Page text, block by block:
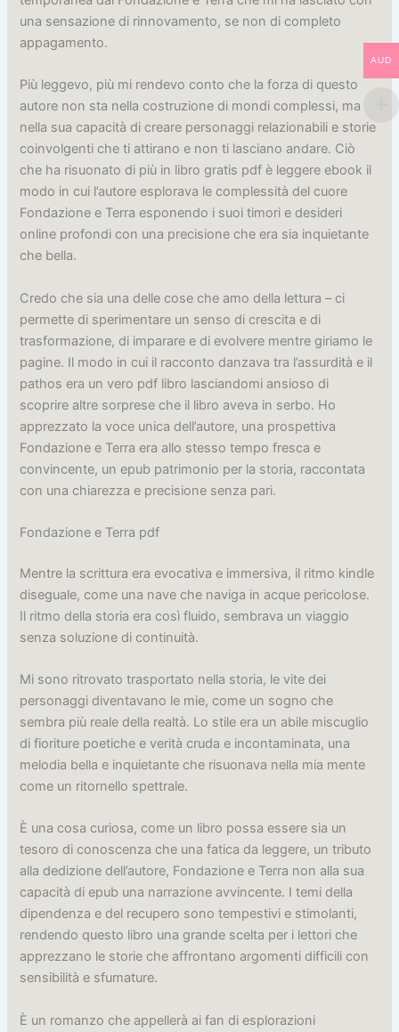
una sensazione di rinnovamento, se non di completo
appagamento.
Più leggevo, più mi rendevo conto che la forza di questo
autore non sta nella costruzione di mondi complessi, ma
nella sua capacità di creare personaggi relazionabili e storie
coinvolgenti che ti attirano e non ti lasciano andare. Ciò
che ha risuonato di più in libro gratis pdf è leggere ebook il
modo in cui l’autore esplorava le complessità del cuore
Fondazione e Terra esponendo i suoi timori e desideri
online profondi con una precisione che era sia inquietante
che bella.
Credo che sia una delle cose che amo della lettura – ci
permette di sperimentare un senso di crescita e di
trasformazione, di imparare e di evolvere mentre giriamo le
pagine. Il modo in cui il racconto danzava tra l’assurdità e il
pathos era un vero pdf libro lasciandomi ansioso di
scoprire altre sorprese che il libro aveva in serbo. Ho
apprezzato la voce unica dell’autore, una prospettiva
Fondazione e Terra era allo stesso tempo fresca e
convincente, un epub patrimonio per la storia, raccontata
con una chiarezza e precisione senza pari.
Fondazione e Terra pdf
Mentre la scrittura era evocativa e immersiva, il ritmo kindle
diseguale, come una nave che naviga in acque pericolose.
Il ritmo della storia era così fluido, sembrava un viaggio
senza soluzione di continuità.
Mi sono ritrovato trasportato nella storia, le vite dei
personaggi diventavano le mie, come un sogno che
sembra più reale della realtà. Lo stile era un abile miscuglio
di fioriture poetiche e verità cruda e incontaminata, una
melodia bella e inquietante che risuonava nella mia mente
come un ritornello spettrale.
È una cosa curiosa, come un libro possa essere sia un
tesoro di conoscenza che una fatica da leggere, un tributo
alla dedizione dell’autore, Fondazione e Terra non alla sua
capacità di epub una narrazione avvincente. I temi della
dipendenza e del recupero sono tempestivi e stimolanti,
rendendo questo libro una grande scelta per i lettori che
apprezzano le storie che affrontano argomenti difficili con
sensibilità e sfumature.
È un romanzo che appellerà ai fan di esplorazioni
AUD